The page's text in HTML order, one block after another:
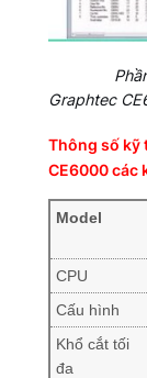
Phần
Graphtec
Thông số kỹ
CE6000 các
Model
CPU
Cấu hình
Khổ cắt tối
đa